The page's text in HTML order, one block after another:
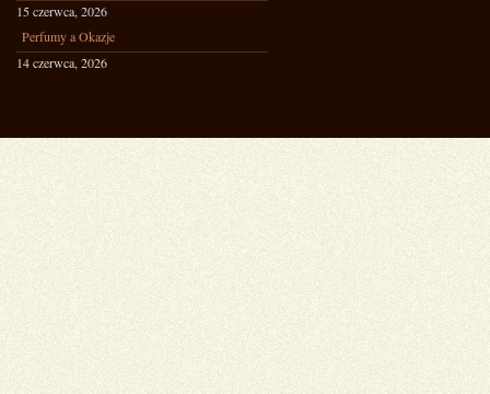
15 czerwca, 2026
Perfumy a Okazje
14 czerwca, 2026